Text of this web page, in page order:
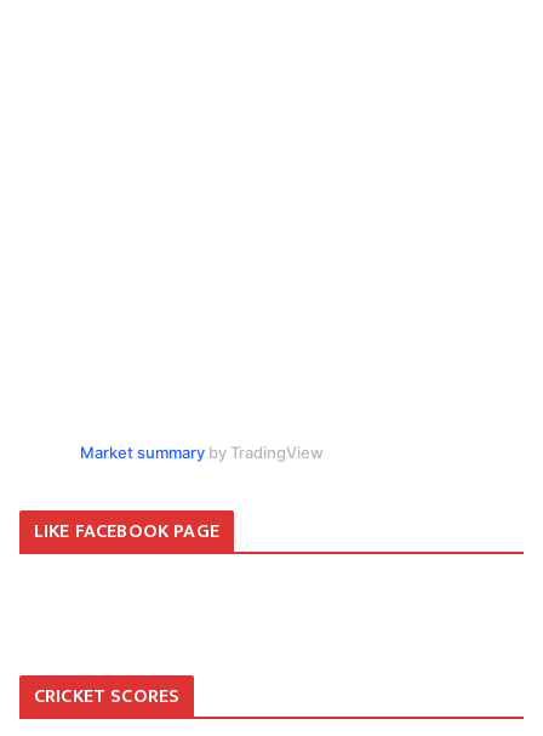
Market summaryby TradingView
LIKE FACEBOOK PAGE
CRICKET SCORES